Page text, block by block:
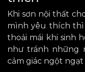
Khi sơn nội thất
mình yêu thích thì
thoải mái khi sinh
như tránh những
cảm giác ngột ngạt